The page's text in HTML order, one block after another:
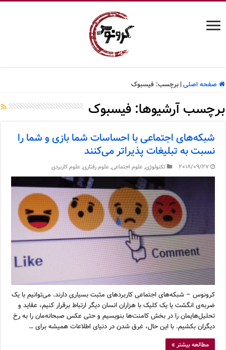
صفحه اصلی| برچسب:فیسبوک
برچسب آرشیوها:فیسبوک
شبکه‌های اجتماعی با احساسات شما بازی و شما را
نسبت به تبلیغات پذیراتر می‌کنند
2018/09/27 تکنولوژی,علوم اجتماعی,علوم رفتاری,علوم کاربردی
کرونوس – شبکه‌های اجتماعی کاربردهای مثبت بسیاری دارند. می‌توانیم با یک
ضربه‌ی انگشت یا یک کلیک با هزاران انسان دیگر ارتباط برقرار کنیم، عقاید و
تحلیل‌هایمان را در بخش کامنت‌ها بنویسیم و حتی عکس صبحانه‌مان را به رخ
دیگران بکشیم. با این حال، غرق شدن در دنیای اطلاعات همیشه برای …
مطالعه بیشتر »